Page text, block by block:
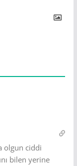
olgun ciddi
bilen yerine